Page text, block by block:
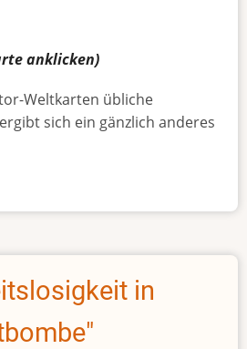
anklicken)
Weltkarten übliche
sich ein gänzlich anderes
in